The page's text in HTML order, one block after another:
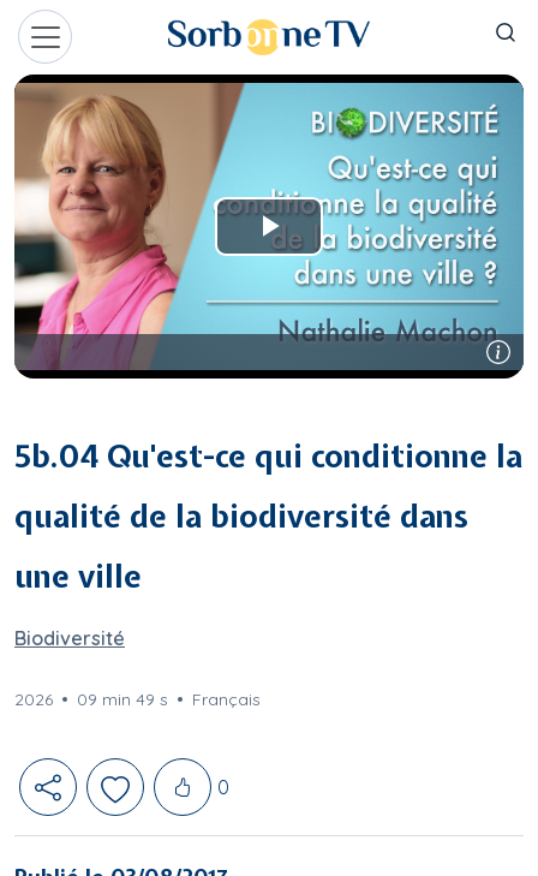
Aller au contenu principal
5b.04 Qu'est-ce qui conditionne la
qualité de la biodiversité dans
une ville
Biodiversité
2026 09 min 49 s Français
Likes
0
Panneau de gestion des cookies